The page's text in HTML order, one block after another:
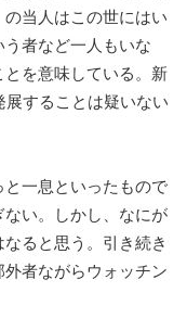
当人はこの世にはい
者など一人もいな
を意味している。新
展することは疑いない
一息といったもので
い。しかし、なにが
ると思う。引き続き
者ながらウォッチン